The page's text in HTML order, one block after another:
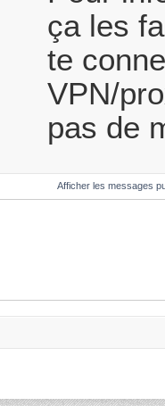
ça les
te
VPN/
pas de
Afficher les messages